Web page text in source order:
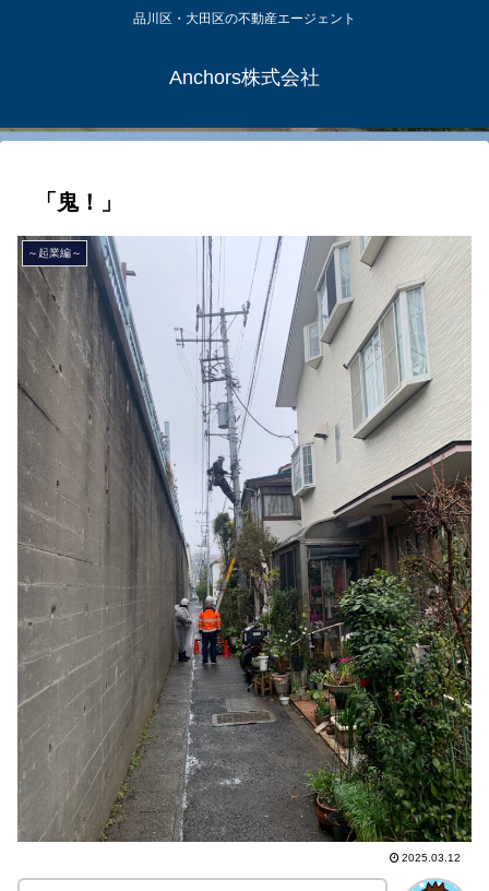
品川区・大田区の不動産エージェント
Anchors株式会社
「鬼！」
～起業編～
2025.03.12